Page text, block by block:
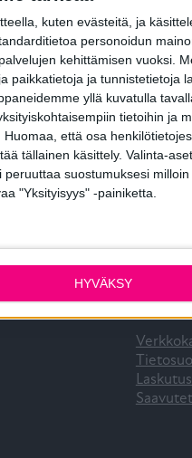
kuten evästeitä, ja
personoidun
kehittämisen vuoksi.
paikkatietoja ja tunnistetietoja
yllä kuvatulla
tietoihin ja
Huomaa, että osa
tällainen käsittely. Valinta-
suostumuksesi
"Yksityisyys" -painiketta.
HYVÄKSY
0800